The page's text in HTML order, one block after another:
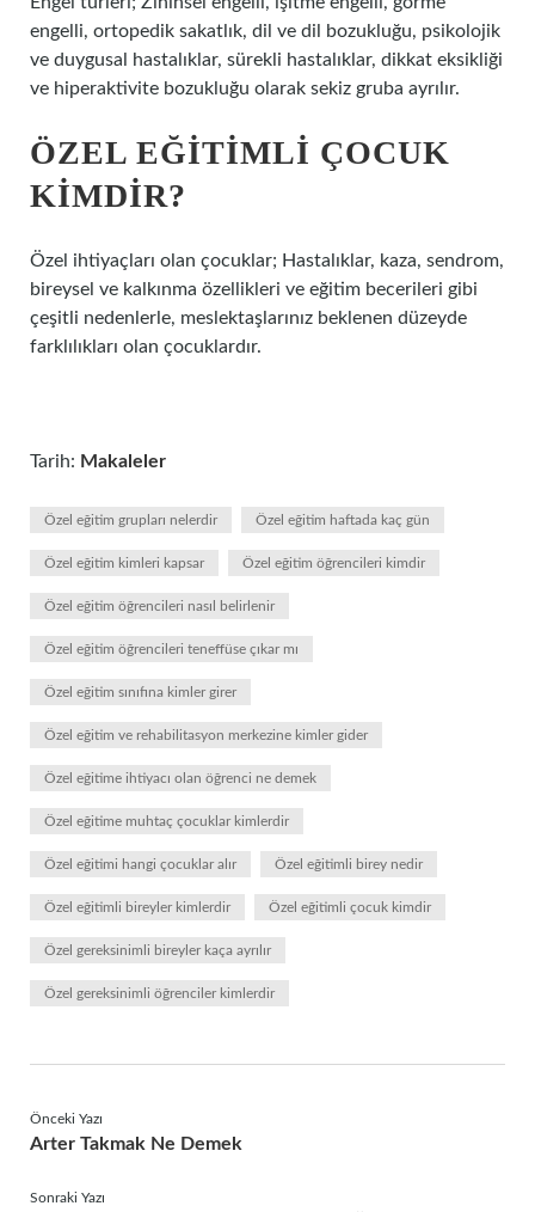
engelli, ortopedik sakatlık, dil ve dil bozukluğu, psikolojik
ve duygusal hastalıklar, sürekli hastalıklar, dikkat eksikliği
ve hiperaktivite bozukluğu olarak sekiz gruba ayrılır.
ÖZEL EĞITIMLI ÇOCUK
KIMDIR?
Özel ihtiyaçları olan çocuklar; Hastalıklar, kaza, sendrom,
bireysel ve kalkınma özellikleri ve eğitim becerileri gibi
çeşitli nedenlerle, meslektaşlarınız beklenen düzeyde
farklılıkları olan çocuklardır.
Tarih: Makaleler
Özel eğitim grupları nelerdir Özel eğitim haftada kaç gün
Özel eğitim kimleri kapsar Özel eğitim öğrencileri kimdir
Özel eğitim öğrencileri nasıl belirlenir
Özel eğitim öğrencileri teneffüse çıkar mı
Özel eğitim sınıfına kimler girer
Özel eğitim ve rehabilitasyon merkezine kimler gider
Özel eğitime ihtiyacı olan öğrenci ne demek
Özel eğitime muhtaç çocuklar kimlerdir
Özel eğitimi hangi çocuklar alır Özel eğitimli birey nedir
Özel eğitimli bireyler kimlerdir Özel eğitimli çocuk kimdir
Özel gereksinimli bireyler kaça ayrılır
Özel gereksinimli öğrenciler kimlerdir
Önceki Yazı
Arter Takmak Ne Demek
Sonraki Yazı